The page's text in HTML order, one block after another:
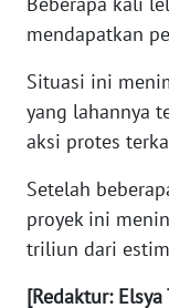
mendapatkan
Situasi ini
yang lahannya
aksi protes
Setelah
proyek ini
triliun dari
[Redaktur:
WN
WN
BENGKULU
WN
LAMPUNG
JATENG